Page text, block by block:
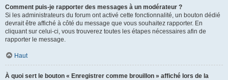
Comment puis-je rapporter des messages à un modérateur ?
Si les administrateurs du forum ont activé cette fonctionnalité, un bouton dédié
devrait être affiché à côté du message que vous souhaitez rapporter. En
cliquant sur celui-ci, vous trouverez toutes les étapes nécessaires afin de
rapporter le message.
Haut
À quoi sert le bouton « Enregistrer comme brouillon » affiché lors de la